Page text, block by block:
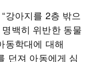
강아지를 2층 밖으
백히 위반한 동물
동학대에 대해
던져 아동에게 심